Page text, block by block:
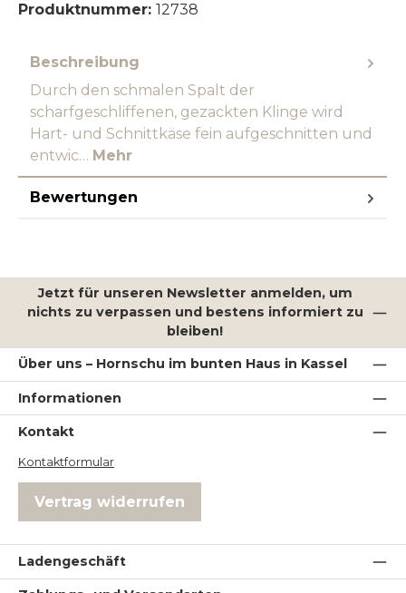
Produktnummer: 12738
Beschreibung
Durch den schmalen Spalt der
scharfgeschliffenen, gezackten Klinge wird
Hart- und Schnittkäse fein aufgeschnitten und
entwic… Mehr
Bewertungen
Jetzt für unseren Newsletter anmelden, um
nichts zu verpassen und bestens informiert zu
bleiben!
Über uns – Hornschu im bunten Haus in Kassel
Informationen
Kontakt
Kontaktformular
Vertrag widerrufen
Ladengeschäft